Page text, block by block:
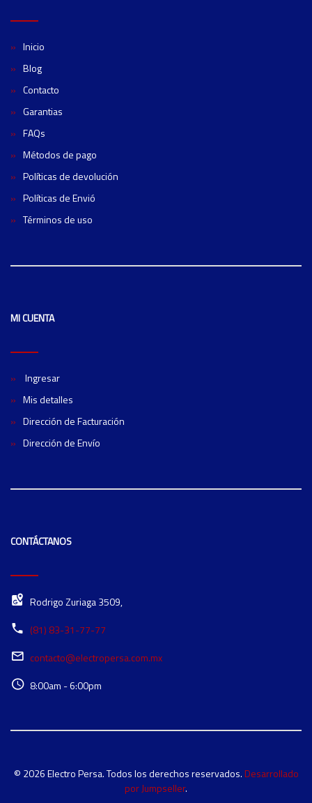
Inicio
Blog
Contacto
Garantias
FAQs
Métodos de pago
Políticas de devolución
Políticas de Envió
Términos de uso
MI CUENTA
Ingresar
Mis detalles
Dirección de Facturación
Dirección de Envío
CONTÁCTANOS
Rodrigo Zuriaga 3509,
(81) 83-31-77-77
contacto@electropersa.com.mx
8:00am - 6:00pm
© 2026 Electro Persa. Todos los derechos reservados. Desarrollado
por Jumpseller.